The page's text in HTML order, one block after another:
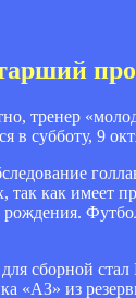
тренер
в субботу, 9
так как
сборной
«АЗ» из